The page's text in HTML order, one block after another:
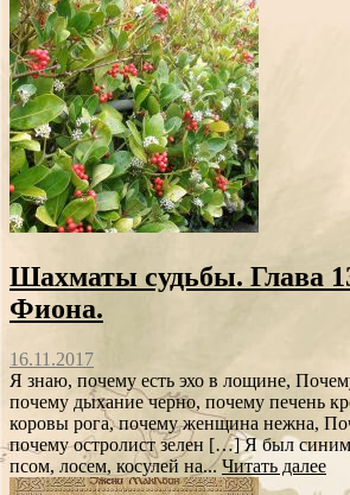
Шахматы судьбы. Глава
Фиона.
16.11.2017
Я знаю, почему есть эхо в лощине,
почему дыхание черно, почему печень
коровы рога, почему женщина нежна,
почему остролист зелен […] Я был
псом, лосем, косулей на...Читать далее